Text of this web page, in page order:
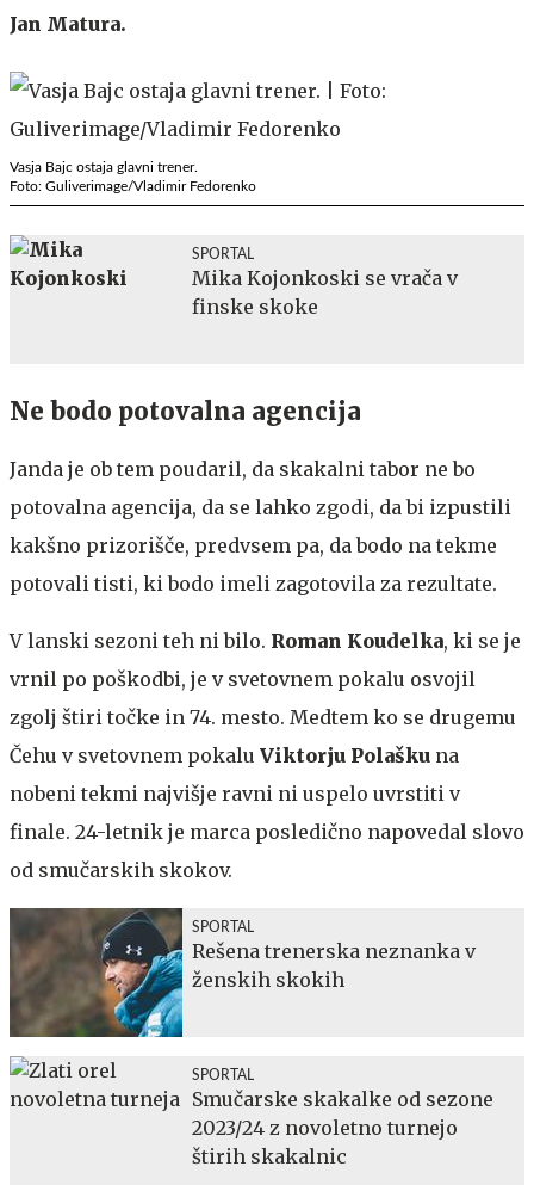
Jan Matura.
Vasja Bajc ostaja glavni trener.
Foto: Guliverimage/Vladimir Fedorenko
SPORTAL
Mika Kojonkoski se vrača v
finske skoke
Ne bodo potovalna agencija
Janda je ob tem poudaril, da skakalni tabor ne bo
potovalna agencija, da se lahko zgodi, da bi izpustili
kakšno prizorišče, predvsem pa, da bodo na tekme
potovali tisti, ki bodo imeli zagotovila za rezultate.
V lanski sezoni teh ni bilo. Roman Koudelka, ki se je
vrnil po poškodbi, je v svetovnem pokalu osvojil
zgolj štiri točke in 74. mesto. Medtem ko se drugemu
Čehu v svetovnem pokalu Viktorju Polašku na
nobeni tekmi najvišje ravni ni uspelo uvrstiti v
finale. 24-letnik je marca posledično napovedal slovo
od smučarskih skokov.
SPORTAL
Rešena trenerska neznanka v
ženskih skokih
SPORTAL
Smučarske skakalke od sezone
2023/24 z novoletno turnejo
štirih skakalnic